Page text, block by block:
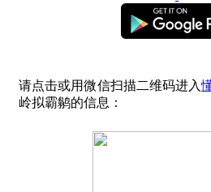
请点击或用微信扫描二维码进入
岭拟霸鹟的信息：